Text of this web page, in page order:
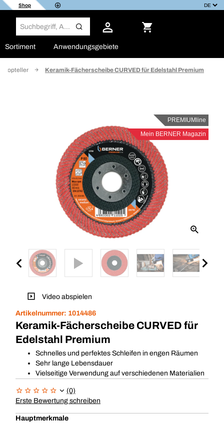
Shop
Sortiment Anwendungsgebiete
Keramik-Fächerscheibe CURVED für Edelstahl Premium
PREMIUMline
Mein BERNER Magazin
Video abspielen
Artikelnummer: 1014486
Keramik-Fächerscheibe CURVED für
Edelstahl Premium
Schnelles und perfektes Schleifen in engen Räumen
Sehr lange Lebensdauer
Vielseitige Verwendung auf verschiedenen Materialien
(0)
Erste Bewertung schreiben
Hauptmerkmale